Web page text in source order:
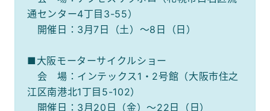
通センター4丁目3-55）
開催日：3月7日（土）～8日（日）
■大阪モーターサイクルショー
会 場：インテックス1・2号館（大阪市住之
江区南港北1丁目5-102）
開催日：3月20日（金）～22日（日）